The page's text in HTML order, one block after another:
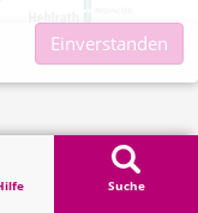
Suche
Einverstanden